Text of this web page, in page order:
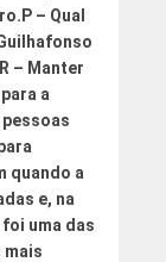
P – Qual
R – Manter
a
quando a
e, na
uma das
mais